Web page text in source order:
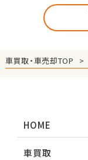
車買取・車売却TOP
HOME
車買取